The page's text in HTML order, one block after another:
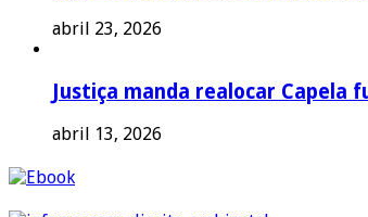
abril 23, 2026
Justiça manda realocar Capela
abril 13, 2026